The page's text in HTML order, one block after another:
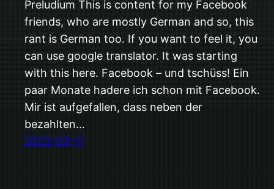
Preludium This is content for my Facebook
friends, who are mostly German and so, this
rant is German too. If you want to feel it, you
can use google translator. It was starting
with this here. Facebook – und tschüss! Ein
paar Monate hadere ich schon mit Facebook.
Mir ist aufgefallen, dass neben der
bezahlten…
2023-03-11